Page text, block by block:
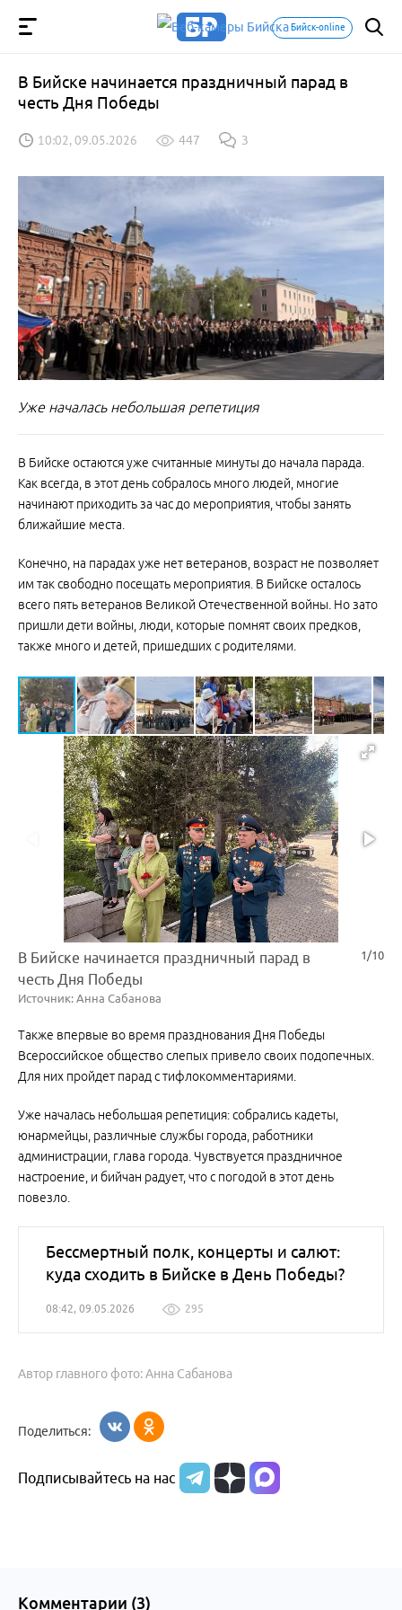
Бийск-online
В Бийске начинается праздничный парад в
честь Дня Победы
10:02, 09.05.2026 447 3
Уже началась небольшая репетиция
В Бийске остаются уже считанные минуты до начала парада.
Как всегда, в этот день собралось много людей, многие
начинают приходить за час до мероприятия, чтобы занять
ближайшие места.
Конечно, на парадах уже нет ветеранов, возраст не позволяет
им так свободно посещать мероприятия. В Бийске осталось
всего пять ветеранов Великой Отечественной войны. Но зато
пришли дети войны, люди, которые помнят своих предков,
также много и детей, пришедших с родителями.
1/10
В Бийске начинается праздничный парад в
честь Дня Победы
Источник: Анна Сабанова
Также впервые во время празднования Дня Победы
Всероссийское общество слепых привело своих подопечных.
Для них пройдет парад с тифлокомментариями.
Уже началась небольшая репетиция: собрались кадеты,
юнармейцы, различные службы города, работники
администрации, глава города. Чувствуется праздничное
настроение, и бийчан радует, что с погодой в этот день
повезло.
Бессмертный полк, концерты и салют:
куда сходить в Бийске в День Победы?
08:42, 09.05.2026 295
Автор главного фото: Анна Сабанова
Поделиться:
Подписывайтесь на нас
Комментарии (3)